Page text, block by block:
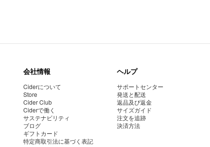
会社情報
Ciderについて
Store
Cider Club
Ciderで働く
サステナビリティ
ブログ
ギフトカード
特定商取引法に基づく表記
ヘルプ
サポートセンター
発送と配送
返品及び返金
サイズガイド
注文を追跡
決済方法